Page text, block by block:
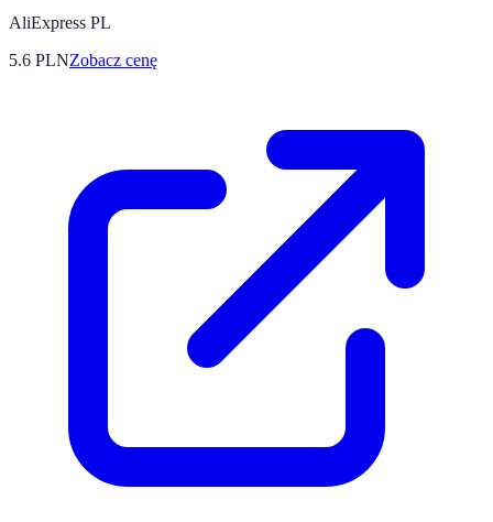
AliExpress PL
5.6 PLNZobacz cenę